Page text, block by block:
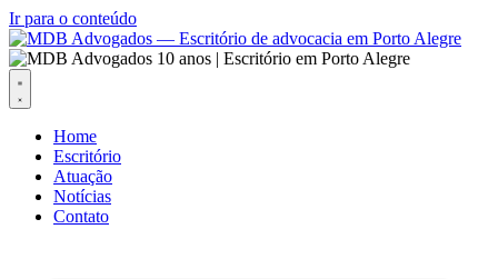
Ir para o conteúdo
Home
Escritório
Atuação
Notícias
Contato